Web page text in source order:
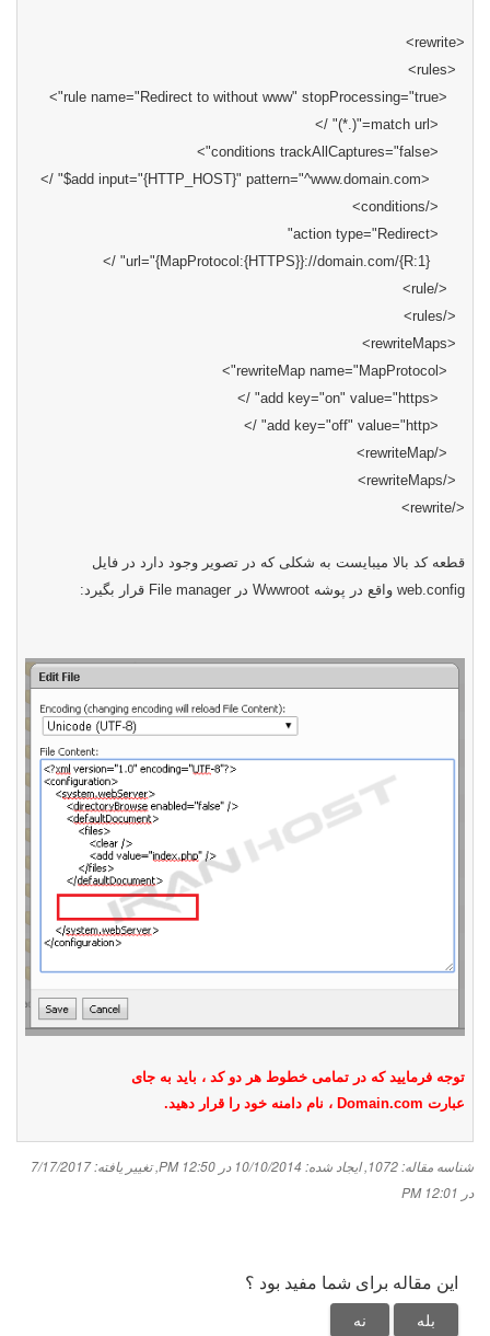
<
rewrite
>
<
rules
>
<
rule name="Redirect to without www" stopProcessing="true
">
<
match url
="(.*)" />
<
conditions trackAllCaptures="false
">
<
add input="{HTTP_HOST}" pattern="^www.domain.com
$" />
</
conditions
>
<
action type="Redirect
"
url="{MapProtocol:{HTTPS}}://domain.com/{R:1}
" />
</
rule
>
</
rules
>
<
rewriteMaps
>
<
rewriteMap name="MapProtocol
">
<
add key="on" value="https
" />
<
add key="off" value="http
" />
</
rewriteMap
>
</
rewriteMaps
>
</
rewrite
>
قطعه کد بالا میبایست به شکلی که در تصویر وجود دارد در فایل
web.config واقع در پوشهWwwroot درFile manager قرار بگیرد:
توجه فرمایید که در تمامی خطوط هر دو کد ، باید به جای
عبارت Domain.com ، نام دامنه خود را قرار دهید.
شناسه مقاله: 1072 ,ایجاد شده: 10/10/2014 در 12:50 PM ,
تغییر یافته: 7/17/2017
در 12:01 PM
این مقاله برای شما مفید بود ؟
بله نه